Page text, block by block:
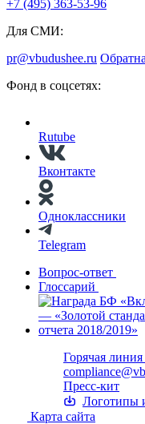
+7 (495) 363-53-96
Для СМИ:
pr@vbudushee.ru
Фонд в соцсетях:
Rutube
Вконтакте
Одноклассники
Telegram
Вопрос-ответ
Глоссарий
Горячая
Пресс-кит
Логотипы
Карта сайта